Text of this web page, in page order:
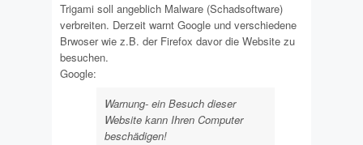
Trigami soll angeblich Malware (Schadsoftware)
verbreiten. Derzeit warnt Google und verschiedene
Brwoser wie z.B. der Firefox davor die Website zu
besuchen.
Google:
Warnung- ein Besuch dieser
Website kann Ihren Computer
beschädigen!